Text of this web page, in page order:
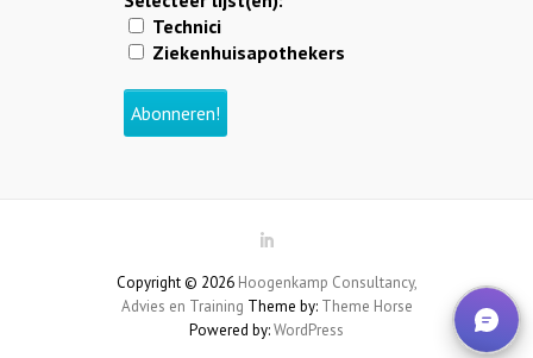
Technici
Ziekenhuisapothekers
Copyright © 2026 Hoogenkamp Consultancy,
Advies en Training Theme by: Theme Horse
Powered by:WordPress